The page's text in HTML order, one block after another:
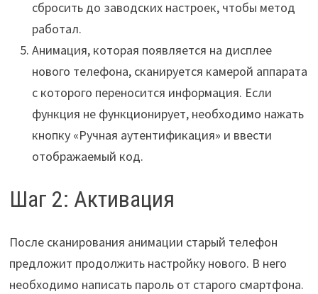
сбросить до заводских настроек, чтобы метод
работал.
Анимация, которая появляется на дисплее
нового телефона, сканируется камерой аппарата
с которого переносится информация. Если
функция не функционирует, необходимо нажать
кнопку «Ручная аутентификация» и ввести
отображаемый код.
Шаг 2: Активация
После сканирования анимации старый телефон
предложит продолжить настройку нового. В него
необходимо написать пароль от старого смартфона.